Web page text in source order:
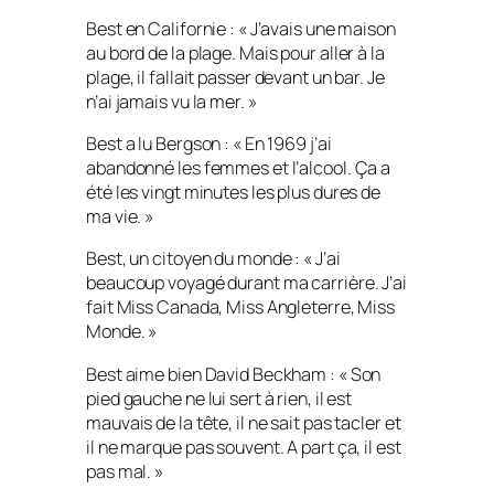
Best en Californie : « J’avais une maison
au bord de la plage. Mais pour aller à la
plage, il fallait passer devant un bar. Je
n’ai jamais vu la mer. »
Best a lu Bergson : « En 1969 j’ai
abandonné les femmes et l’alcool. Ça a
été les vingt minutes les plus dures de
ma vie. »
Best, un citoyen du monde : « J’ai
beaucoup voyagé durant ma carrière. J’ai
fait Miss Canada, Miss Angleterre, Miss
Monde. »
Best aime bien David Beckham : « Son
pied gauche ne lui sert à rien, il est
mauvais de la tête, il ne sait pas tacler et
il ne marque pas souvent. A part ça, il est
pas mal. »